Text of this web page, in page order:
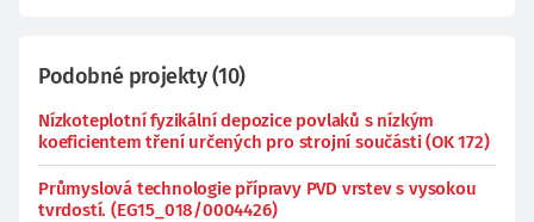
Podobné projekty(10)
Nízkoteplotní fyzikální depozice povlaků s nízkým
koeficientem tření určených pro strojní součásti (OK 172)
Průmyslová technologie přípravy PVD vrstev s vysokou
tvrdostí. (EG15_018/0004426)